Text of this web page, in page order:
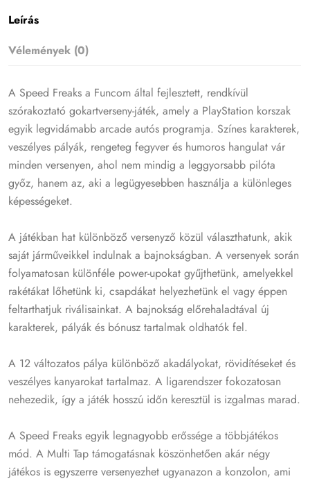
Leírás
Vélemények (0)
A Speed Freaks a Funcom által fejlesztett, rendkívül
szórakoztató gokartverseny-játék, amely a PlayStation korszak
egyik legvidámabb arcade autós programja. Színes karakterek,
veszélyes pályák, rengeteg fegyver és humoros hangulat vár
minden versenyen, ahol nem mindig a leggyorsabb pilóta
győz, hanem az, aki a legügyesebben használja a különleges
képességeket.
A játékban hat különböző versenyző közül választhatunk, akik
saját járműveikkel indulnak a bajnokságban. A versenyek során
folyamatosan különféle power-upokat gyűjthetünk, amelyekkel
rakétákat lőhetünk ki, csapdákat helyezhetünk el vagy éppen
feltarthatjuk riválisainkat. A bajnokság előrehaladtával új
karakterek, pályák és bónusz tartalmak oldhatók fel.
A 12 változatos pálya különböző akadályokat, rövidítéseket és
veszélyes kanyarokat tartalmaz. A ligarendszer fokozatosan
nehezedik, így a játék hosszú időn keresztül is izgalmas marad.
A Speed Freaks egyik legnagyobb erőssége a többjátékos
mód. A Multi Tap támogatásnak köszönhetően akár négy
játékos is egyszerre versenyezhet ugyanazon a konzolon, ami